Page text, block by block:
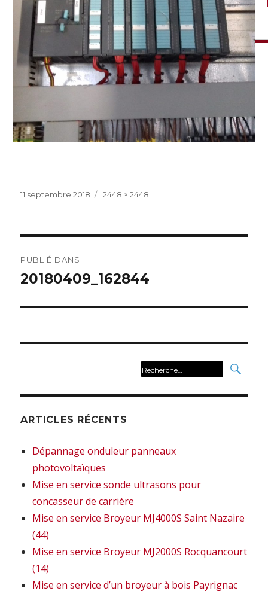
Publié
11 septembre 2018
Taille
2448 × 2448
de
PUBLIÉ DANS
20180409_162844
Recherche
ARTICLES RÉCENTS
Dépannage onduleur panneaux
photovoltaïques
Mise en service sonde ultrasons pour
concasseur de carrière
Mise en service Broyeur MJ4000S Saint Nazaire
(44)
Mise en service Broyeur MJ2000S Rocquancourt
(14)
Mise en service d’un broyeur à bois Payrignac